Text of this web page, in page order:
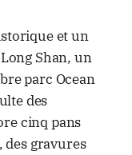
et un
Shan, un
parc Ocean
des
cinq pans
gravures